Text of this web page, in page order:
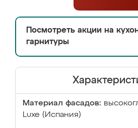
Посмотреть акции на
гарнитуры
Материал фасадов:
Luxe (Испания)